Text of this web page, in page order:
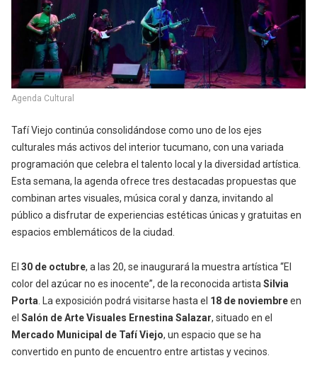
Agenda Cultural
Tafí Viejo continúa consolidándose como uno de los ejes
culturales más activos del interior tucumano, con una variada
programación que celebra el talento local y la diversidad artística.
Esta semana, la agenda ofrece tres destacadas propuestas que
combinan artes visuales, música coral y danza, invitando al
público a disfrutar de experiencias estéticas únicas y gratuitas en
espacios emblemáticos de la ciudad.
El 30 de octubre, a las 20, se inaugurará la muestra artística “El
color del azúcar no es inocente”, de la reconocida artistaSilvia
Porta. La exposición podrá visitarse hasta el 18 de noviembreen
el Salón de Arte Visuales Ernestina Salazar, situado en el
Mercado Municipal de Tafí Viejo, un espacio que se ha
convertido en punto de encuentro entre artistas y vecinos.